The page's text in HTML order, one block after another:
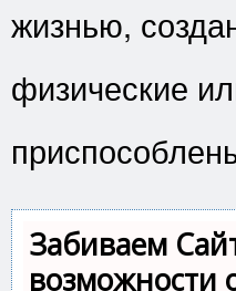
жизнью,
физические
Забиваем
возможности